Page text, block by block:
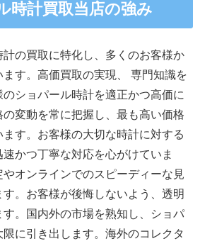
時計買取当店の強み
の買取に特化し、多くのお客様か
す。高価買取の実現、 専門知識を
ショパール時計を適正かつ高価に
変動を常に把握し、最も高い価格
す。お客様の大切な時計に対する
かつ丁寧な対応を心がけていま
オンラインでのスピーディーな見
。お客様が後悔しないよう、透明
。国内外の市場を熟知し、ショパ
に引き出します。海外のコレクタ